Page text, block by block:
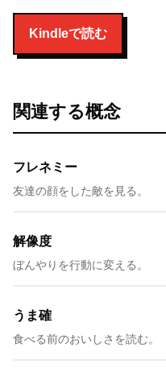
Kindleで読む
関連する概念
フレネミー
友達の顔をした敵を見る。
解像度
ぼんやりを行動に変える。
うま確
食べる前のおいしさを読む。